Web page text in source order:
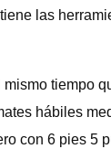
las
tiempo
hábiles
con 6 pies 5